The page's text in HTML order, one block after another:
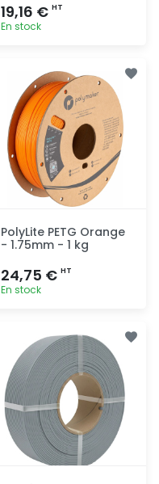
19,16 € HT
En stock
rapide
PolyLite PETG Orange
- 1.75mm - 1 kg
24,75 € HT
En stock
rapide